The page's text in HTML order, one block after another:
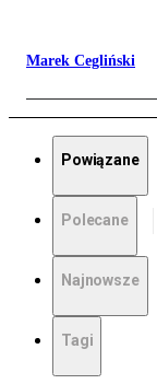
Marek Cegliński
Powiązane
Polecane
Najnowsze
Tagi